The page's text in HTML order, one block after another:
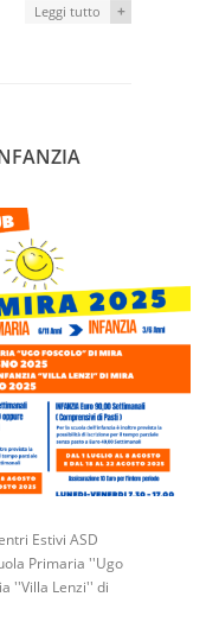
Leggi tutto +
Estivi ASD
Primaria ''Ugo
''Villa Lenzi'' di